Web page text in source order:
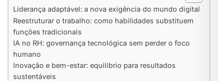
Liderança adaptável: a nova exigência do mundo digital
Reestruturar o trabalho: como habilidades substituem
funções tradicionais
IA no RH: governança tecnológica sem perder o foco
humano
Inovação e bem-estar: equilíbrio para resultados
sustentáveis